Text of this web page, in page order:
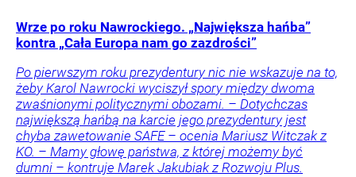
Wrze po roku Nawrockiego. „Największa hańba”
kontra „Cała Europa nam go zazdrości”
Po pierwszym roku prezydentury nic nie wskazuje na to,
żeby Karol Nawrocki wyciszył spory między dwoma
zwaśnionymi politycznymi obozami. – Dotychczas
największą hańbą na karcie jego prezydentury jest
chyba zawetowanie SAFE – ocenia Mariusz Witczak z
KO. – Mamy głowę państwa, z której możemy być
dumni – kontruje Marek Jakubiak z Rozwoju Plus.